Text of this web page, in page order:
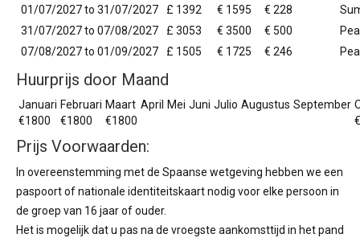
01/07/2027 to 31/07/2027
£ 1392 € 1595 € 228
31/07/2027 to 07/08/2027
£ 3053 € 3500 € 500
07/08/2027 to 01/09/2027
£ 1505 € 1725 € 246
Huurprijs door Maand
Januari Februari Maart April Mei Juni Julio Augustus September
€1800
€1800 €1800
Prijs Voorwaarden:
In overeenstemming met de Spaanse wetgeving hebben we een
paspoort of nationale identiteitskaart nodig voor elke persoon in
de groep van 16 jaar of ouder.
Het is mogelijk dat u pas na de vroegste aankomsttijd in het pand